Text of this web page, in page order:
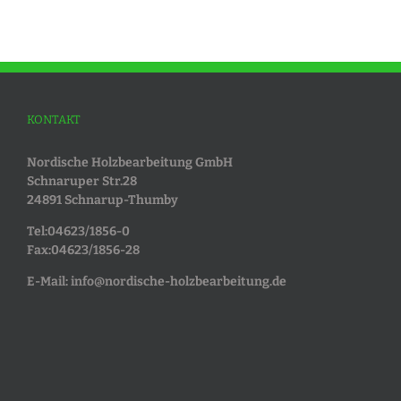
KONTAKT
Nordische Holzbearbeitung GmbH
Schnaruper Str.28
24891 Schnarup-Thumby
Tel:04623/1856-0
Fax:04623/1856-28
E-Mail:info@nordische-holzbearbeitung.de